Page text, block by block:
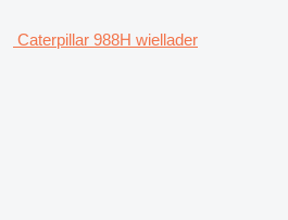
Caterpillar 988H wiellader